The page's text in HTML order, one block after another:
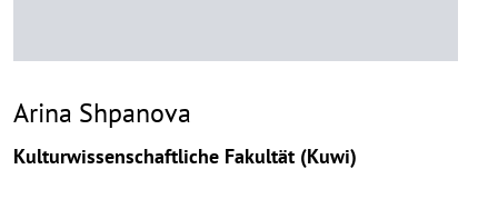
Arina Shpanova
Kulturwissenschaftliche Fakultät (Kuwi)